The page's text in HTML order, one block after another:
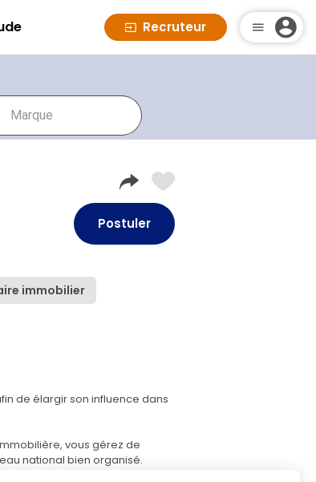
Recruteur
Postuler
immobilier
de élargir son influence dans
vous gérez de
national bien organisé.